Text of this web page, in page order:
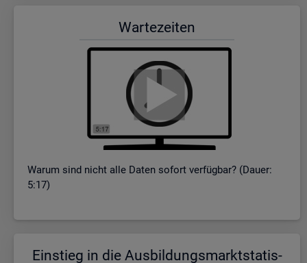
War­te­zei­ten
Warum sind nicht alle Daten so­fort ver­füg­bar? (Dauer:
5:17)
Ein­stieg in die Aus­bil­dungs­markt­sta­tis­